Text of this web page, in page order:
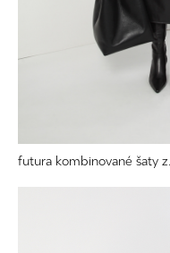
futura kombinované šaty z...